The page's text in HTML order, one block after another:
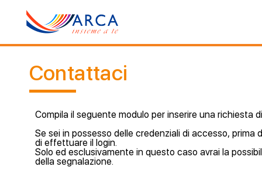
Contattaci
Compila il seguente modulo per inserire una richiesta
Se sei in possesso delle credenziali di accesso, prima
di effettuare il login.
Solo ed esclusivamente in questo caso avrai la
della segnalazione.